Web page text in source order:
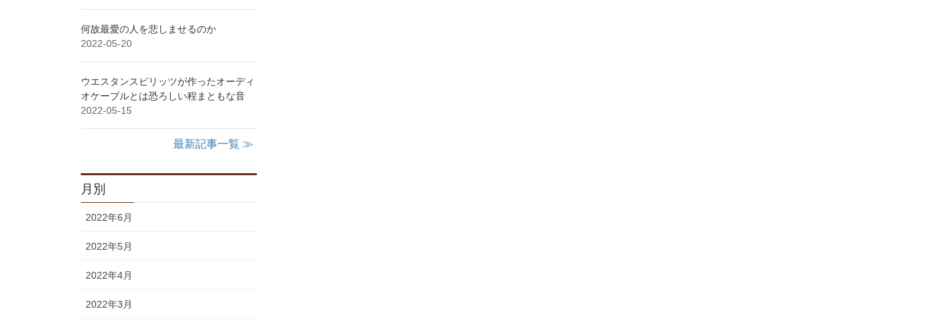
何故最愛の人を悲しませるのか
2022-05-20
ウエスタンスピリッツが作ったオーディ
オケーブルとは恐ろしい程まともな音
2022-05-15
最新記事一覧 ≫
月別
2022年6月
2022年5月
2022年4月
2022年3月